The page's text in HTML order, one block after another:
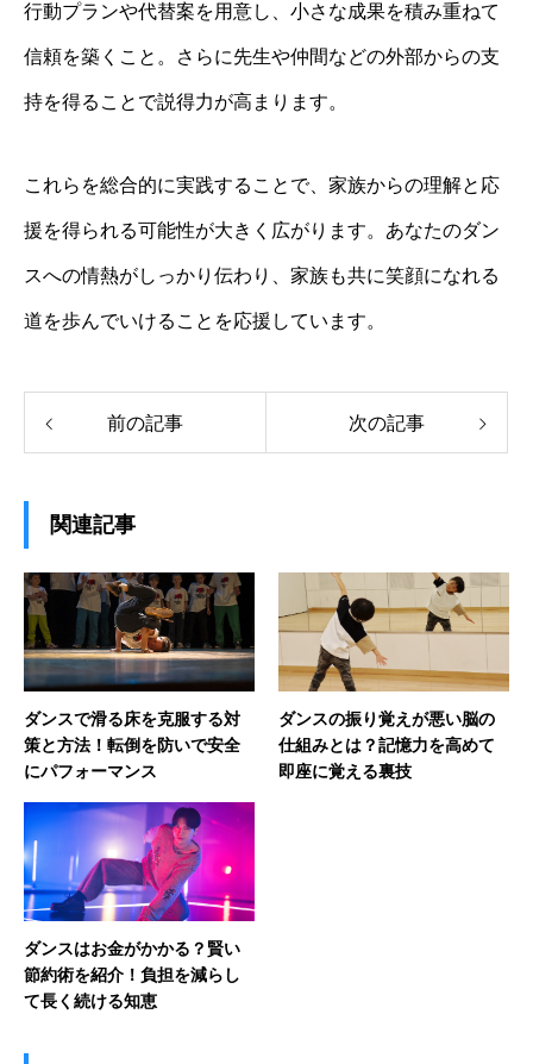
行動プランや代替案を用意し、小さな成果を積み重ねて
信頼を築くこと。さらに先生や仲間などの外部からの支
持を得ることで説得力が高まります。
これらを総合的に実践することで、家族からの理解と応
援を得られる可能性が大きく広がります。あなたのダン
スへの情熱がしっかり伝わり、家族も共に笑顔になれる
道を歩んでいけることを応援しています。
前の記事 次の記事
関連記事
ダンスで滑る床を克服する対
策と方法！転倒を防いで安全
にパフォーマンス
ダンスの振り覚えが悪い脳の
仕組みとは？記憶力を高めて
即座に覚える裏技
ダンスはお金がかかる？賢い
節約術を紹介！負担を減らし
て長く続ける知恵